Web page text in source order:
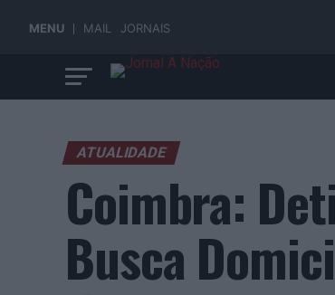
MENU MAIL JORNAIS
ATUALIDADE
Coimbra:
Busca